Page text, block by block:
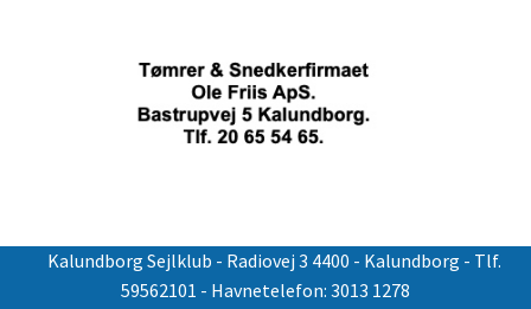
Kalundborg Sejlklub - Radiovej 3 4400 - Kalundborg - Tlf.
59562101 - Havnetelefon: 3013 1278